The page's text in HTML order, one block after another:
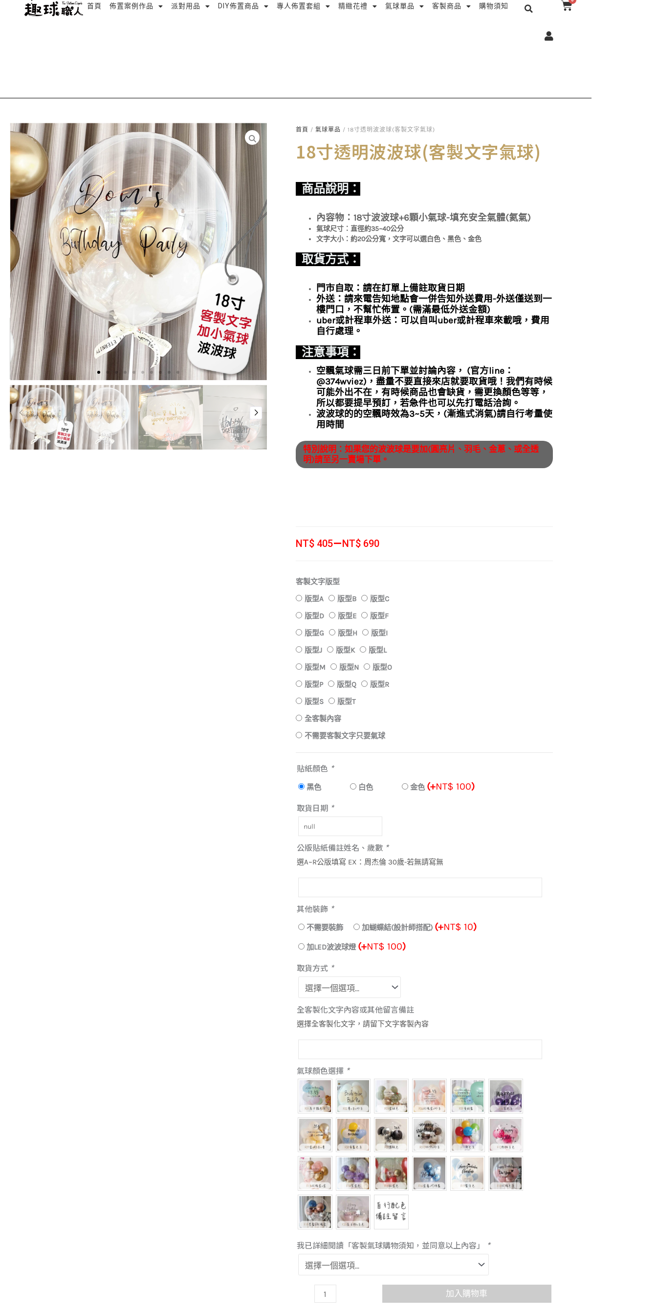
首頁 佈置案例作品 派對用品 DIY佈置商品 專人佈置套組 精緻花禮 氣球單品 客製商品 購物須知 搜
購
首頁 / 氣球單品 / 18寸透明波波球(客製文字氣球)
18寸透明波波球(客製文字氣球)
商品說明：
內容物：18寸波波球+6顆小氣球-填充安全氣體(氦氣)
氣球尺寸：直徑約35~40公分
文字大小：約20公分寬，文字可以選白色、黑色、金色
取貨方式：
門市自取：請在訂單上備註取貨日期
外送：請來電告知地點會一併告知外送費用-外送僅送到一
樓門口，不幫忙佈置。(需滿最低外送金額)
uber或計程車外送：可以自叫uber或計程車來載哦，費用
自行處理。
注意事項：
空飄氣球需三日前下單並討論內容， (官方line：
@374wviez)，盡量不要直接來店就要取貨哦！我們有時候
可能外出不在，有時候商品也會缺貨，需更換顏色等等，
所以都要提早預訂，若急件也可以先打電話洽詢。
波波球的的空飄時效為3~5天，(漸進式消氣)請自行考量使
用時間
特別說明：如果您的波波球是要加(圓亮片、羽毛、金蔥、或全透
明)請至另一賣場下單。
NT$405–NT$690
價
圍：
NT$ 405
到
NT$ 690
客製文字版型
版型A
版型B
版型C
版型D
版型E
版型F
版型G
版型H
版型I
版型J
版型K
版型L
版型M
版型N
版型O
版型P
版型Q
版型R
版型S
版型T
全客製內容
不需要客製文字只要氣球
貼紙顏色 *
黑色 白色 金色 (+NT$ 100)
取貨日期 *
公版貼紙備註姓名、歲數 *
選A~R公版填寫 EX：周杰倫 30歲-若無請寫無
其他裝飾 *
不需要裝飾 加蝴蝶結(設計師搭配) (+NT$ 10)
加LED波波球燈 (+NT$ 100)
取貨方式 *
全客製化文字內容或其他留言備註
選擇全客製化文字，請留下文字客製內容
氣球顏色選擇 *
我已詳細閱讀「客製氣球購物須知，並同意以上內容」 *
18
透
明
波
(客
製
文
球)
數
量
加入購物車